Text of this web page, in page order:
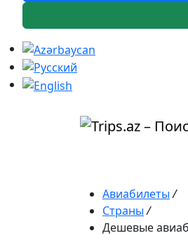
Авиабилеты /
Страны /
Дешевые